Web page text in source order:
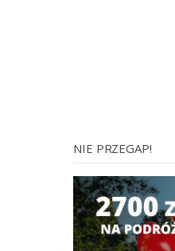
NIE PRZEGAP!